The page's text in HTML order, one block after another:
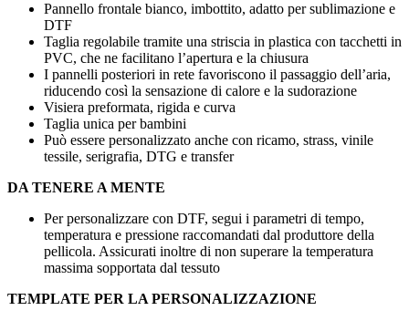
Pannello frontale bianco, imbottito, adatto persublimazione e
DTF
Taglia regolabile tramite una striscia in plastica con tacchetti in
PVC, che ne facilitano l’apertura e la chiusura
I pannelli posteriori in rete favoriscono il passaggio dell’aria,
riducendo così la sensazione di calore e la sudorazione
Visiera preformata, rigida e curva
Taglia unica per bambini
Può essere personalizzato anche con ricamo, strass, vinile
tessile, serigrafia, DTG e transfer
DA TENERE A MENTE
Per personalizzare con DTF, segui i parametri di tempo,
temperatura e pressione raccomandati dal produttore della
pellicola. Assicurati inoltre di non superare la temperatura
massima sopportata dal tessuto
TEMPLATE PER LA PERSONALIZZAZIONE